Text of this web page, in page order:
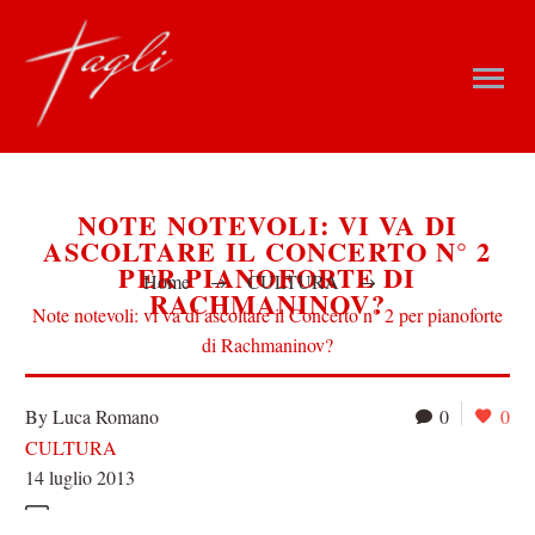
NOTE NOTEVOLI: VI VA DI
ASCOLTARE IL CONCERTO N° 2
PER PIANOFORTE DI
RACHMANINOV?
Home
CULTURA
Note notevoli: vi va di ascoltare il Concerto n° 2 per pianoforte
di Rachmaninov?
0 0
By Luca Romano
CULTURA
14 luglio 2013